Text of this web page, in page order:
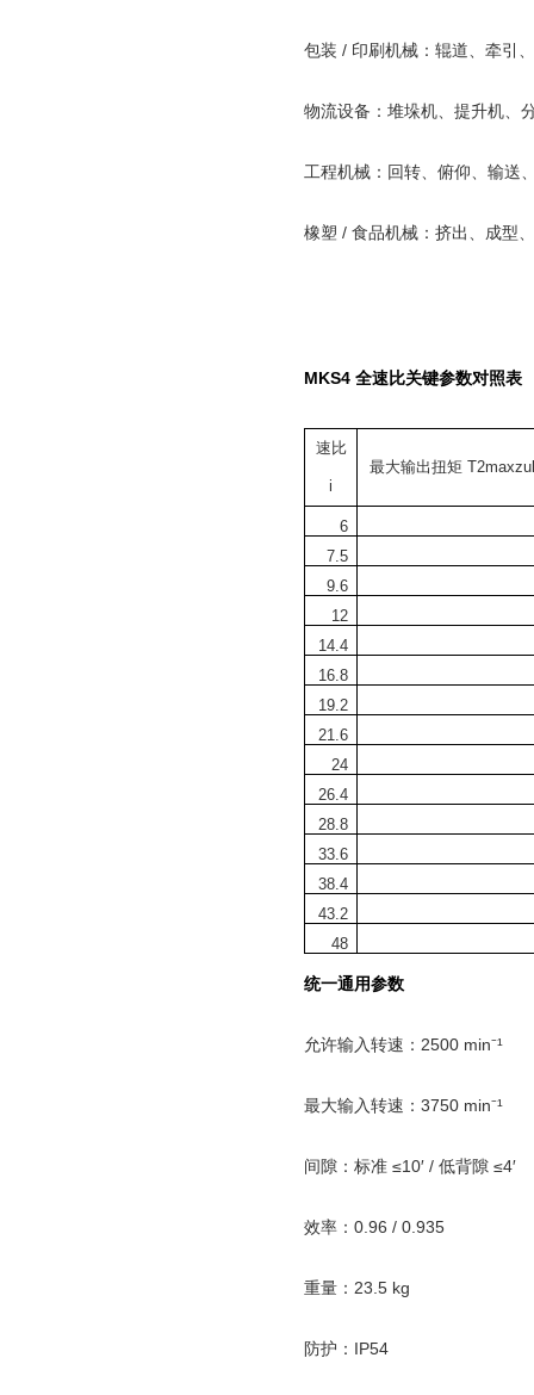
包装 / 印刷机械：辊道、牵引
物流设备：堆垛机、提升机、
工程机械：回转、俯仰、输送
橡塑 / 食品机械：挤出、成型
MKS4 全速比关键参数对照表
速比
i
最大输出扭矩
6
7.5
9.6
12
14.4
16.8
19.2
21.6
24
26.4
28.8
33.6
38.4
43.2
48
统一通用参数
允许输入转速： 2500 min⁻¹
最大输入转速： 3750 min⁻¹
间隙：标准 ≤10′ / 低背隙 ≤4′
效率： 0.96 / 0.935
重量： 23.5 kg
防护： IP54